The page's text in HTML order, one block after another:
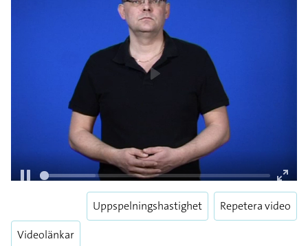
Videolänkar
Uppspelningshastighet Repetera video